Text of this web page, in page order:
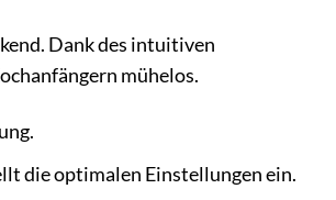
Dank des intuitiven
mühelos.
die optimalen Einstellungen ein.